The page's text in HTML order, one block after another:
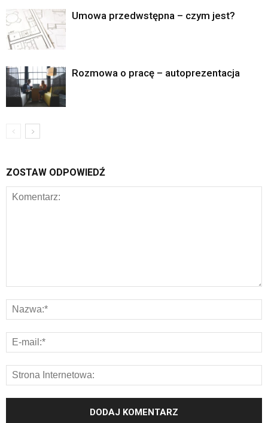
Umowa przedwstępna – czym jest?
Rozmowa o pracę – autoprezentacja
ZOSTAW ODPOWIEDŹ